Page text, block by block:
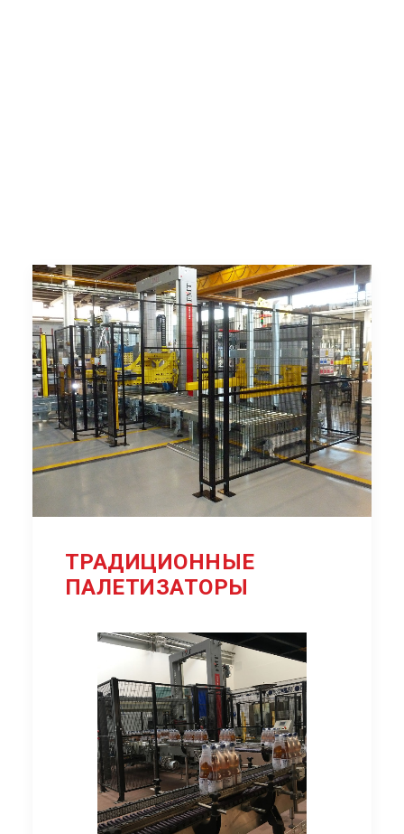
ТРАДИЦИОННЫЕ
ПАЛЕТИЗАТОРЫ